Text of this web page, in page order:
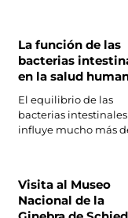
La función de las
bacterias
en la salud
El equilibrio de las
bacterias intestinales
influye mucho más
Visita al Museo
Nacional de la